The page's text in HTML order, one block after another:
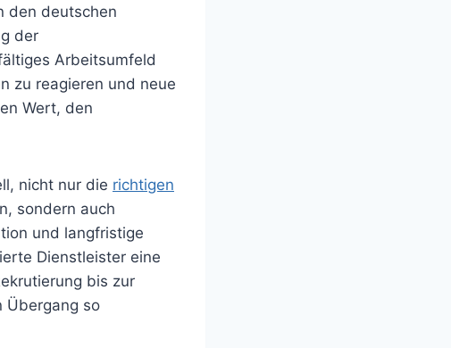
den deutschen
der
Arbeitsumfeld
zu reagieren und neue
Wert, den
nicht nur die richtigen
sondern auch
und langfristige
Dienstleister eine
bis zur
Übergang so